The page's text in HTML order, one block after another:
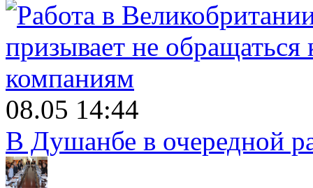
08.05 14:44
В Душанбе в очередной